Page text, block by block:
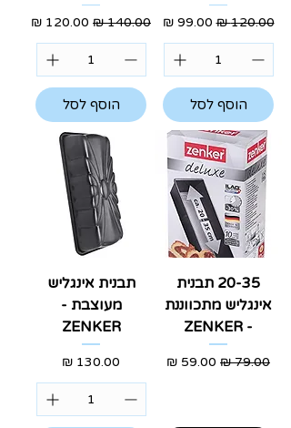
מחיר רגיל‏120.00 ‏₪ מחיר מבצע
הוסף לסל
מחיר רגיל מחיר מבצע
הוסף לסל
20-35 תבנית
אינגליש מתכווננת
- ZENKER
מחיר רגיל מחיר מבצע
תבנית אינגליש
מעוצבת -
ZENKER
מחיר